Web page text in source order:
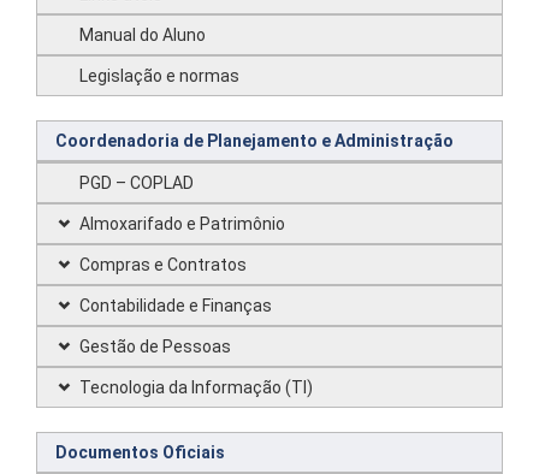
Manual do Aluno
Legislação e normas
Coordenadoria de Planejamento e Administração
PGD – COPLAD
Almoxarifado e Patrimônio
Compras e Contratos
Contabilidade e Finanças
Gestão de Pessoas
Tecnologia da Informação (TI)
Documentos Oficiais